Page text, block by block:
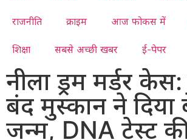
राजनीति क्राइम आज फोकस में
शिक्षा सबसे अच्छी खबर ई-पेपर
नीला ड्रम मर्डर
बंद मुस्कान ने दिया
जन्म, DNA टेस्ट